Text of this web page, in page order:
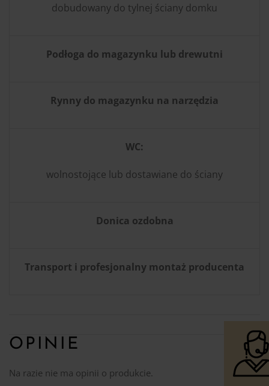
dobudowany do tylnej ściany domku
Podłoga do magazynku lub drewutni
Rynny do magazynku na narzędzia
WC:
wolnostojące lub dostawiane do ściany
Donica ozdobna
Transport i profesjonalny montaż producenta
OPINIE
Na razie nie ma opinii o produkcie.